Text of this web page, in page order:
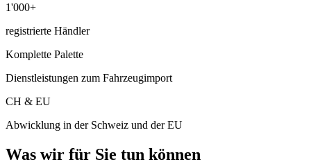
1'000+
registrierte Händler
Komplette Palette
Dienstleistungen zum Fahrzeugimport
CH & EU
Abwicklung in der Schweiz und der EU
Was wir für Sie tun können